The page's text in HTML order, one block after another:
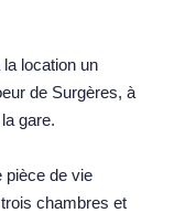
location un
de Surgères, à
gare.
pièce de vie
chambres et